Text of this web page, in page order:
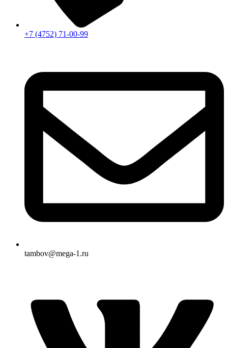
+7 (4752) 71-00-99
tambov@mega-1.ru